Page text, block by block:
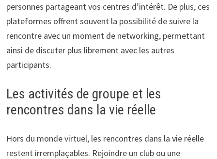
personnes partageant vos centres d’intérêt. De plus, ces
plateformes offrent souvent la possibilité de suivre la
rencontre avec un moment de networking, permettant
ainsi de discuter plus librement avec les autres
participants.
Les activités de groupe et les
rencontres dans la vie réelle
Hors du monde virtuel, les rencontres dans la vie réelle
restent irremplaçables. Rejoindre un club ou une